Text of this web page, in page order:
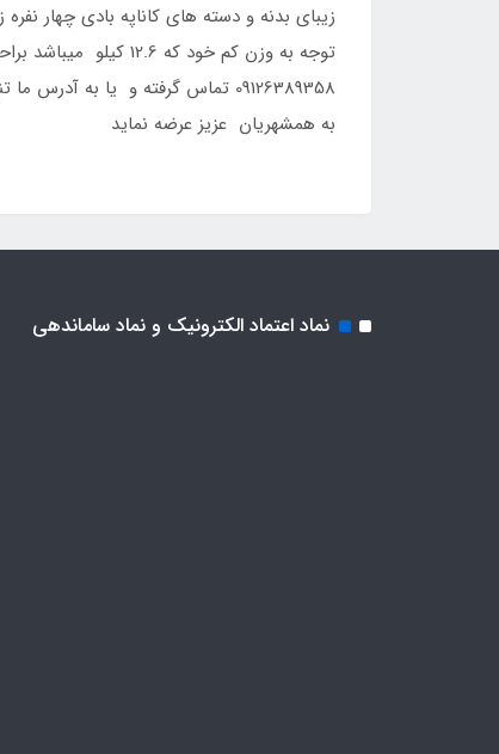
زیبای بدنه و دسته های کاناپه بادی چهار
09126389358 تماس گرفته و یا
به همشهریان عزیز عرضه نماید
نماد اعتماد الکترونیک و نماد ساماندهی